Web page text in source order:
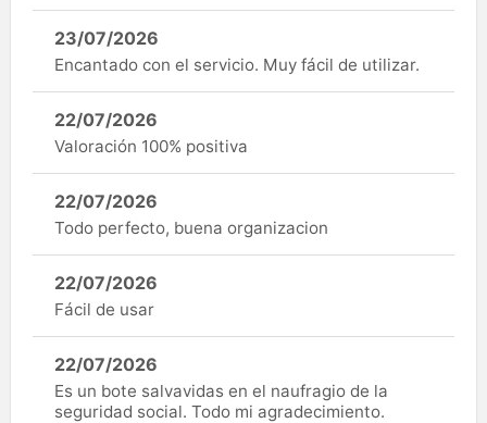
23/07/2026
Encantado con el servicio. Muy fácil de utilizar.
22/07/2026
Valoración 100% positiva
22/07/2026
Todo perfecto, buena organizacion
22/07/2026
Fácil de usar
22/07/2026
Es un bote salvavidas en el naufragio de la
seguridad social. Todo mi agradecimiento.